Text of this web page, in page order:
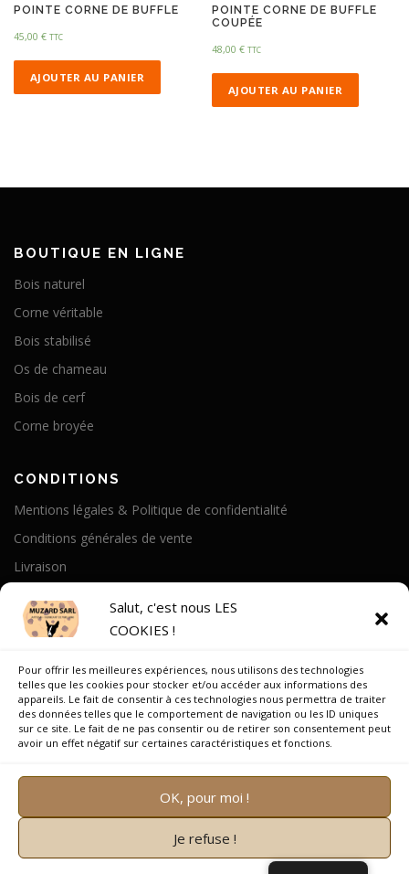
Salut, c'est nous LES
COOKIES !
Pour offrir les meilleures expériences, nous utilisons des technologies
telles que les cookies pour stocker et/ou accéder aux informations des
appareils. Le fait de consentir à ces technologies nous permettra de traiter
des données telles que le comportement de navigation ou les ID uniques
sur ce site. Le fait de ne pas consentir ou de retirer son consentement peut
avoir un effet négatif sur certaines caractéristiques et fonctions.
OK, pour moi !
Je refuse !
POINTE CORNE DE BUFFLE
45,00 € TTC
AJOUTER AU PANIER
POINTE CORNE DE BUFFLE
COUPÉE
48,00€ TTC
AJOUTER AU PANIER
BOUTIQUE EN LIGNE
Bois naturel
Corne véritable
Bois stabilisé
Os de chameau
Bois de cerf
Corne broyée
CONDITIONS
Mentions légales & Politique de confidentialité
Conditions générales de vente
Livraison
Notre Histoire
On parle de nous
Recrutement
Copyright © 2026 Muzard SARL